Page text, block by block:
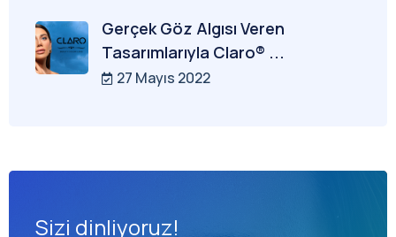
Gerçek Göz Algısı Veren
Tasarımlarıyla Claro® ...
27 Mayıs 2022
Sizi dinliyoruz!